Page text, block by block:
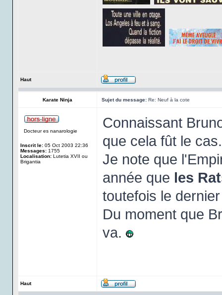
Haut
Karate Ninja Sujet du message: Re: Neuf à la cote
Docteur es nanarologie
Inscrit le: 05 Oct 2003 22:36
Messages: 1755
Localisation: Lutetia XVII ou
Brigantia
Connaissant
que cela fût le
Je note que
année que les
toutefois le
Du moment que
va.
Haut